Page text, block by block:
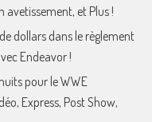
avetissement, et Plus !
dollars dans le règlement
Endeavor !
pour le WWE
Express, Post Show,